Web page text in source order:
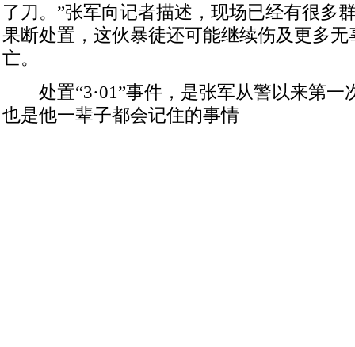
了刀。”张军向记者描述，现场已经有很多
果断处置，这伙暴徒还可能继续伤及更多
亡。
处置“3·01”事件，是张军从警以来第一
也是他一辈子都会记住的事情